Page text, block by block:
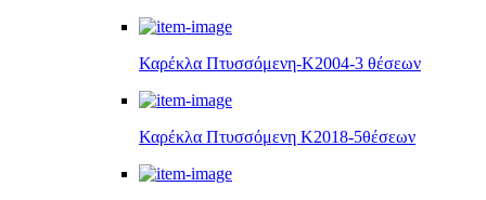
Καρέκλα Πτυσσόμενη-Κ2004-3 θέσεων
Καρέκλα Πτυσσόμενη Κ2018-5θέσεων